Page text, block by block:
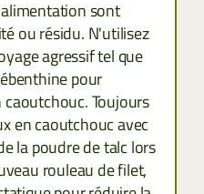
sont
ou résidu. N'utilisez
agressif tel que
pour
Toujours
en caoutchouc avec
la poudre de talc lors
rouleau de filet,